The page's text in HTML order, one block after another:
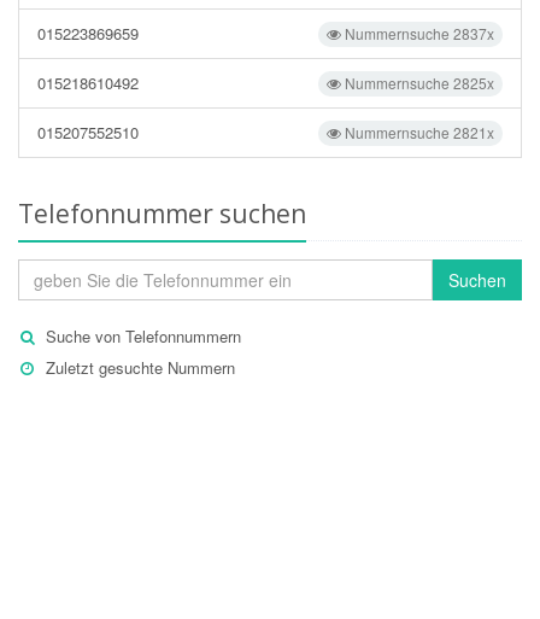
Nummernsuche 2837x
015223869659
Nummernsuche 2825x
015218610492
Nummernsuche 2821x
015207552510
Telefonnummer suchen
Suchen
Suche von Telefonnummern
Zuletzt gesuchte Nummern